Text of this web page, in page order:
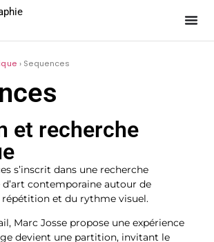
› Sequences
et recherche
s’inscrit dans une recherche
contemporaine autour de
répétition et du rythme visuel.
Marc Josse propose une expérience
devient une partition, invitant le